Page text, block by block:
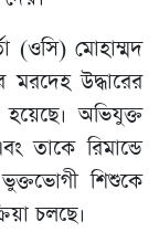
(ওসি) মোহাম্মদ
উদ্ধারের
অভিযুক্ত
তাকে রিমান্ডে
শিশুকে
চলছে।